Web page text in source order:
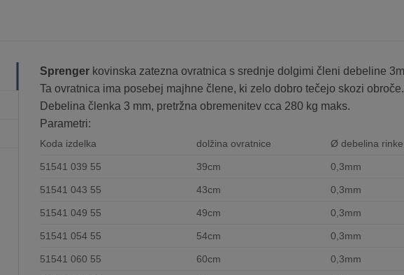
Sprengerkovinska zatezna ovratnica s srednje dolgimi členi debeline
Ta ovratnica ima posebej majhne člene, ki zelo dobro tečejo skozi
Debelina členka 3 mm, pretržna obremenitev cca 280 kg maks.
Parametri:
Koda izdelka dolžina ovratnice Ø debelina rinke
51541 039 55 39cm 0,3mm
51541 043 55 43cm 0,3mm
51541 049 55 49cm 0,3mm
51541 054 55 54cm 0,3mm
51541 060 55 60cm 0,3mm